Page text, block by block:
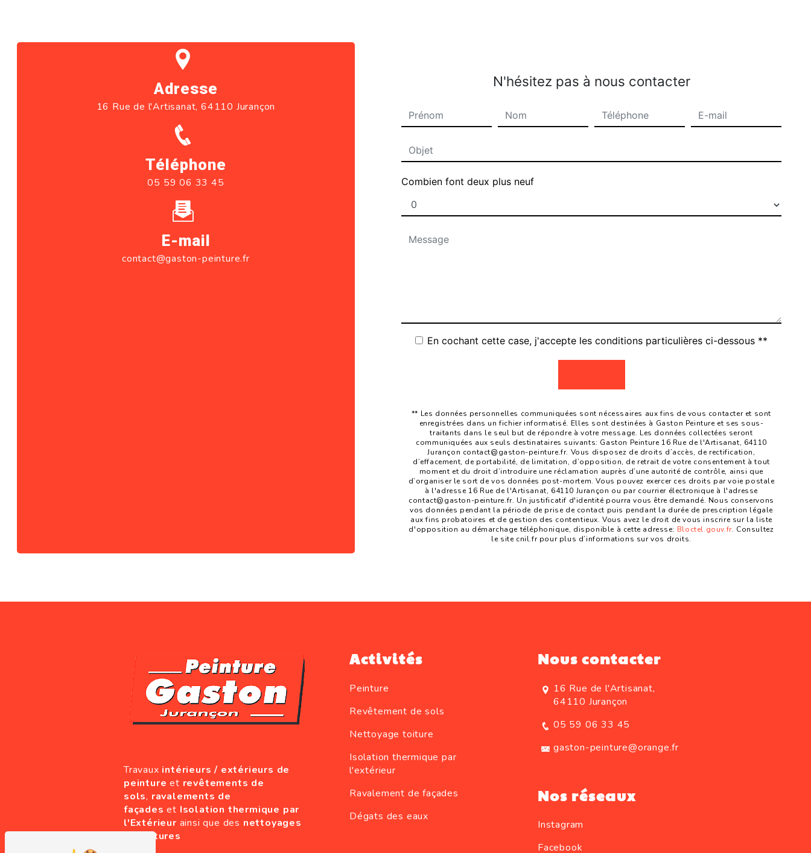
N'hésitez pas à nous contacter
Combien font deux plus neuf
En cochant cette case, j'accepte les conditions particulières ci-dessous **
** Les données personnelles communiquées sont nécessaires aux fins de vous contacter et sont
enregistrées dans un fichier informatisé. Elles sont destinées à Gaston Peinture et ses sous-
traitants dans le seul but de répondre à votre message. Les données collectées seront
communiquées aux seuls destinataires suivants: Gaston Peinture 16 Rue de l'Artisanat, 64110
Jurançon contact@gaston-peinture.fr. Vous disposez de droits d’accès, de rectification,
d’effacement, de portabilité, de limitation, d’opposition, de retrait de votre consentement à tout
moment et du droit d’introduire une réclamation auprès d’une autorité de contrôle, ainsi que
d’organiser le sort de vos données post-mortem. Vous pouvez exercer ces droits par voie postale
à l'adresse 16 Rue de l'Artisanat, 64110 Jurançon ou par courrier électronique à l'adresse
contact@gaston-peinture.fr. Un justificatif d'identité pourra vous être demandé. Nous conservons
vos données pendant la période de prise de contact puis pendant la durée de prescription légale
aux fins probatoires et de gestion des contentieux. Vous avez le droit de vous inscrire sur la liste
d'opposition au démarchage téléphonique, disponible à cette adresse: Bloctel.gouv.fr. Consultez
le site cnil.fr pour plus d’informations sur vos droits.
Adresse
16 Rue de l'Artisanat, 64110 Jurançon
Téléphone
05 59 06 33 45
E-mail
contact@gaston-peinture.fr
Travaux intérieurs / extérieurs de
peinture et revêtements de
sols, ravalements de
façades et Isolation thermique par
l'Extérieur ainsi que des nettoyages
de toitures
Activités
Peinture
Revêtement de sols
Nettoyage toiture
Isolation thermique par
l'extérieur
Ravalement de façades
Dégats des eaux
Nous contacter
16 Rue de l'Artisanat,
64110 Jurançon
05 59 06 33 45
gaston-peinture@orange.fr
Nos réseaux
Instagram
Facebook